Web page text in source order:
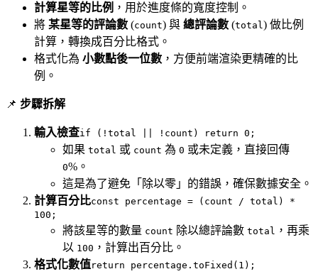
計算星等的比例 ，用於進度條的寬度控制。
將 某星等的評論數 (count) 與 總評論數 (total ) 做比例
計算，轉換成百分比格式。
格式化為 小數點後一位數 ，方便前端渲染更精確的比
例。
📌 步驟拆解
輸入檢查if (!total || !count) return 0;
如果 total 或 count 為 0 或未定義，直接回傳
0%。
這是為了避免「除以零」的錯誤，確保數據安全。
計算百分比const percentage = (count / total) *
100;
將該星等的數量 count 除以總評論數 total ，再乘
以 100 ，計算出百分比。
格式化數值return percentage.toFixed(1);